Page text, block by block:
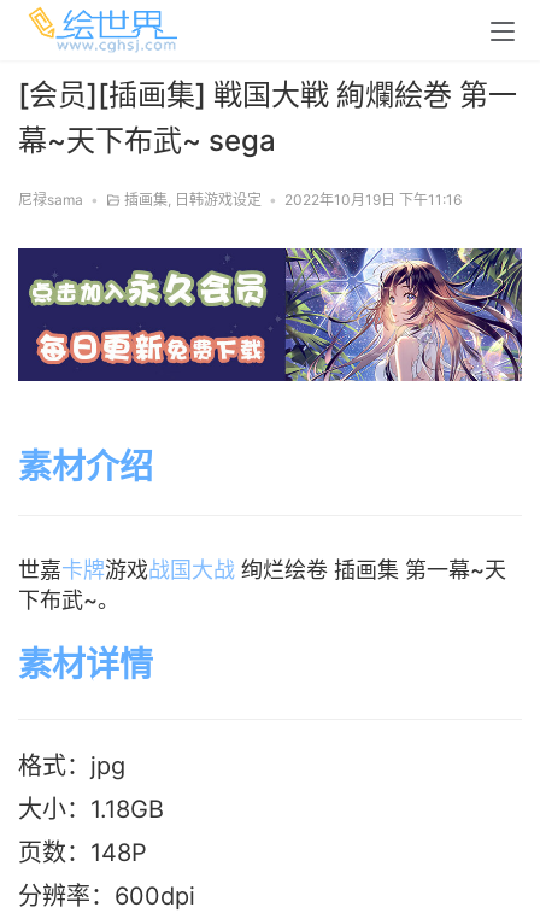
[会员][插画集] 戦国大戦 絢爛絵巻 第一
幕~天下布武~ sega
尼禄sama • 插画集, 日韩游戏设定 • 2022年10月19日 下午11:16
素材介绍
世嘉卡牌游戏战国大战 绚烂绘卷 插画集 第一幕~天
下布武~。
素材详情
格式：jpg
大小：1.18GB
页数：148P
分辨率：600dpi